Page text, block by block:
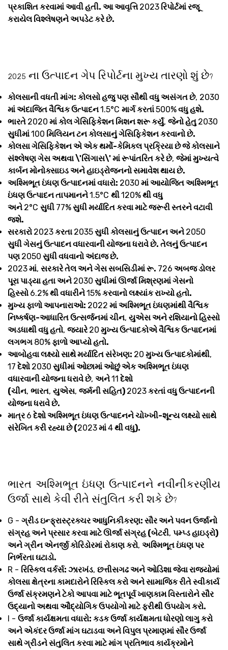
પ્રકાશિત કરવામાં આવી હતી. આ આવૃત્તિ2023 રિપોર્ટમાં રજૂ
કરાયેલ વિશ્લેષણને અપડેટ કરે છે.
2025 ના ઉત્પાદન ગેપ રિપોર્ટના મુખ્ય તારણો શું છે?
કોલસાની વધતી માંગ: કોલસો હજુ પણ સૌથી વધુ અસંગત છે, 2030
માં અંદાજિત વૈશ્વિક ઉત્પાદન1.5°C માર્ગ કરતાં500%વધુ હશે.
ભારતે 2020 માં કોલ ગેસિફિકેશન મિશન શરૂ કર્યું, જેનો હેતુ 2030
સુધીમાં100 મિલિયન ટન કોલસાનું ગેસિફિકેશન કરવાનો છે.
કોલસા ગેસિફિકેશન એ એક થર્મો-કેમિકલ પ્રક્રિયા છે જે કોલસાને
સંશ્લેષણ ગેસ અથવા \'સિંગાસ\' માં રૂપાંતરિત કરે છે, જેમાં મુખ્યત્વે
કાર્બન મોનોક્સાઇડ અને હાઇડ્રોજનનો સમાવેશ થાય છે.
અશ્મિભૂત ઇંધણ ઉત્પાદનમાં વધારો: 2030 માં આયોજિત અશ્મિભૂત
ઇંધણ ઉત્પાદન તાપમાનને1.5°C થી120%થી વધુ
અને 2°C સુધી 77%સુધી મર્યાદિત કરવા માટે જરૂરી સ્તરને વટાવી
જશે.
સરકારો 2023કરતા 2035સુધી કોલસાનું ઉત્પાદન અને 2050
સુધી ગેસનું ઉત્પાદન વધારવાની યોજના ધરાવે છે. તેલનું ઉત્પાદન
પણ 2050 સુધી વધવાનો અંદાજ છે.
2023માં, સરકારે તેલ અને ગેસ સબસિડીમાં રૂ. 726 અબજ ડોલર
પૂરા પાડ્યા હતા અને 2030 સુધીમાં ઊર્જા મિશ્રણમાં ગેસનો
હિસ્સો 6.2%થી વધારીને15%કરવાનો લક્ષ્યાંક રાખ્યો હતો.
મુખ્ય ફાળો આપનારાઓ: 2022 માં અશ્મિભૂત ઇંધણમાંથી વૈશ્વિક
નિષ્કર્ષણ-આધારિત ઉત્સર્જનમાં ચીન, યુએસ અને રશિયાનો હિસ્સો
અડધાથી વધુ હતો, જ્યારે20 મુખ્ય ઉત્પાદકોએ વૈશ્વિક ઉત્પાદનમાં
લગભગ 80%ફાળો આપ્યો હતો.
આબોહવા લક્ષ્યો સાથે મર્યાદિત સંરેખણ: 20 મુખ્ય ઉત્પાદકોમાંથી,
17 દેશો 2030 સુધીમાં ઓછામાં ઓછું એક અશ્મિભૂત ઇંધણ
વધારવાની યોજના ધરાવે છે, અને11 દેશો
(ચીન, ભારત, યુએસ, જર્મની સહિત) 2023કરતાં વધુ ઉત્પાદનની
યોજના ધરાવે છે.
માત્ર6 દેશો અશ્મિભૂત ઇંધણ ઉત્પાદનને ચોખ્ખી-શૂન્ય લક્ષ્યો સાથે
સંરેખિત કરી રહ્યા છે (2023માં4થી વધુ).
ભારત અશ્મિભૂત ઇંધણ ઉત્પાદનને નવીનીકરણીય
ઉર્જા સાથે કેવી રીતે સંતુલિત કરી શકે છે?
G - ગ્રીડ ઇન્ફ્રાસ્ટ્રક્ચર આધુનિકીકરણ: સૌર અને પવન ઉર્જાનો
સંગ્રહ અને પ્રસાર કરવા માટે ઊર્જા સંગ્રહ (બેટરી, પમ્પ્ડ હાઇડ્રો)
અને ગ્રીન એનર્જી કોરિડોરમાં રોકાણ કરો, અશ્મિભૂત ઇંધણ પર
નિર્ભરતા ઘટાડો.
R - રિસ્કિલ વર્કર્સ: ઝારખંડ, છત્તીસગઢ અને ઓડિશા જેવા રાજ્યોમાં
કોલસા ક્ષેત્રના કામદારોને રિસ્કિલ કરો અને સામાજિક રીતે સ્વીકાર્ય
ઉર્જા સંક્રમણને ટેકો આપવા માટે ભૂતપૂર્વ ખાણકામ વિસ્તારોને સૌર
ઉદ્યાનો અથવા ઔદ્યોગિક ઉપયોગો માટે ફરીથી ઉપયોગ કરો.
I - ઉર્જા કાર્યક્ષમતા વધારો: કડક ઉર્જા કાર્યક્ષમતા ધોરણો લાગુ કરો
અને એકંદર ઉર્જા માંગ ઘટાડવા અને વિપુલ પ્રમાણમાં સૌર ઉર્જા
સાથે ગ્રીડને સંતુલિત કરવા માટે માંગ પ્રતિભાવ કાર્યક્રમોને